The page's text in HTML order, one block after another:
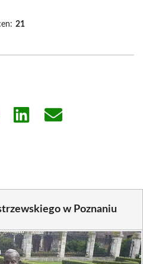
21
Share
Share
w Poznaniu